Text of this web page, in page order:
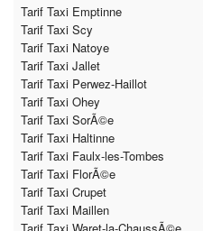
Tarif Taxi Emptinne
Tarif Taxi Scy
Tarif Taxi Natoye
Tarif Taxi Jallet
Tarif Taxi Perwez-Haillot
Tarif Taxi Ohey
Tarif Taxi SorÃ©e
Tarif Taxi Haltinne
Tarif Taxi Faulx-les-Tombes
Tarif Taxi FlorÃ©e
Tarif Taxi Crupet
Tarif Taxi Maillen